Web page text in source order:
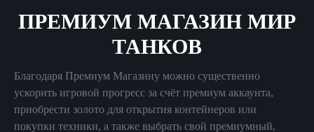
ПРЕМИУМ МАГАЗИН МИР
ТАНКОВ
Благодаря Премиум Магазину можно существенно
ускорить игровой прогресс за счёт премиум аккаунта,
приобрести золото для открытия контейнеров или
покупки техники, а также выбрать свой премиумный,